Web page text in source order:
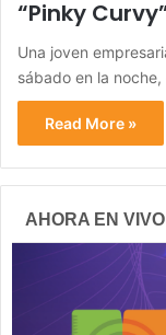
“Pinky
Una joven
sábado en la
Read More »
AHORA EN VIVO